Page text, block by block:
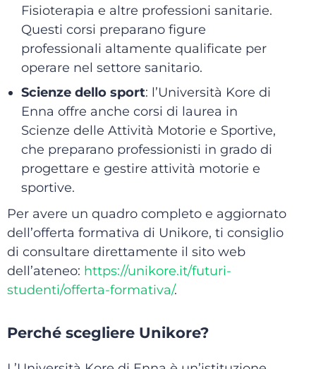
Fisioterapia e altre professioni sanitarie.
Questi corsi preparano figure
professionali altamente qualificate per
operare nel settore sanitario.
Scienze dello sport: l’Università Kore di
Enna offre anche corsi di laurea in
Scienze delle Attività Motorie e Sportive,
che preparano professionisti in grado di
progettare e gestire attività motorie e
sportive.
Per avere un quadro completo e aggiornato
dell’offerta formativa di Unikore, ti consiglio
di consultare direttamente il sito web
dell’ateneo: https://unikore.it/futuri-
studenti/offerta-formativa/.
Perché scegliere Unikore?